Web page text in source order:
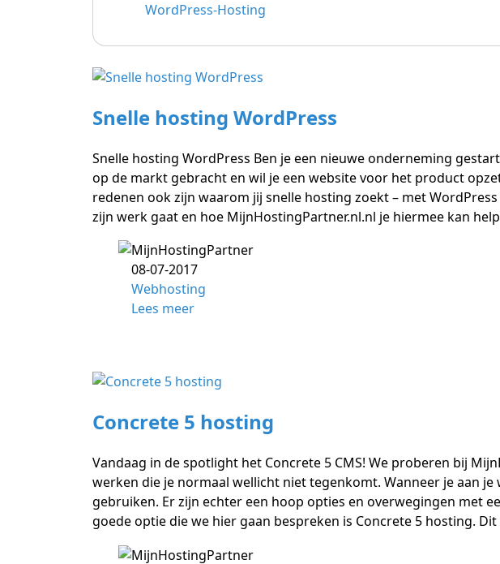
WordPress-Hosting
Snelle hosting WordPress
Snelle hosting WordPress Ben je een nieuwe onderneming
op de markt gebracht en wil je een website voor het product
redenen ook zijn waarom jij snelle hosting zoekt – met
zijn werk gaat en hoe MijnHostingPartner.nl.nl je hiermee kan
08-07-2017
Webhosting
Lees meer
Concrete 5 hosting
Vandaag in de spotlight het Concrete 5 CMS! We proberen bij
werken die je normaal wellicht niet tegenkomt. Wanneer je aan
gebruiken. Er zijn echter een hoop opties en overwegingen met
goede optie die we hier gaan bespreken is Concrete 5 hosting.